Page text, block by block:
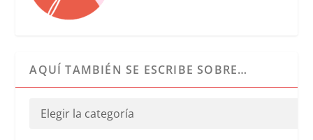
AQUÍ TAMBIÉN SE ESCRIBE SOBRE…